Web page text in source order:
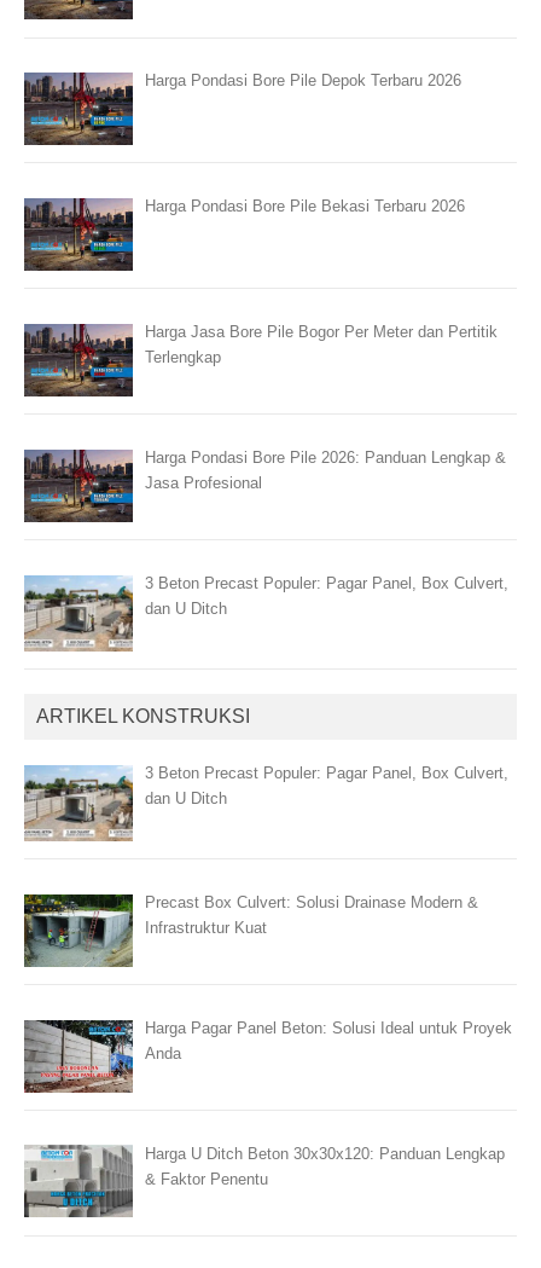
Harga Pondasi Bore Pile Depok Terbaru 2026
Harga Pondasi Bore Pile Bekasi Terbaru 2026
Harga Jasa Bore Pile Bogor Per Meter dan Pertitik
Terlengkap
Harga Pondasi Bore Pile 2026: Panduan Lengkap &
Jasa Profesional
3 Beton Precast Populer: Pagar Panel, Box Culvert,
dan U Ditch
ARTIKEL KONSTRUKSI
3 Beton Precast Populer: Pagar Panel, Box Culvert,
dan U Ditch
Precast Box Culvert: Solusi Drainase Modern &
Infrastruktur Kuat
Harga Pagar Panel Beton: Solusi Ideal untuk Proyek
Anda
Harga U Ditch Beton 30x30x120: Panduan Lengkap
& Faktor Penentu